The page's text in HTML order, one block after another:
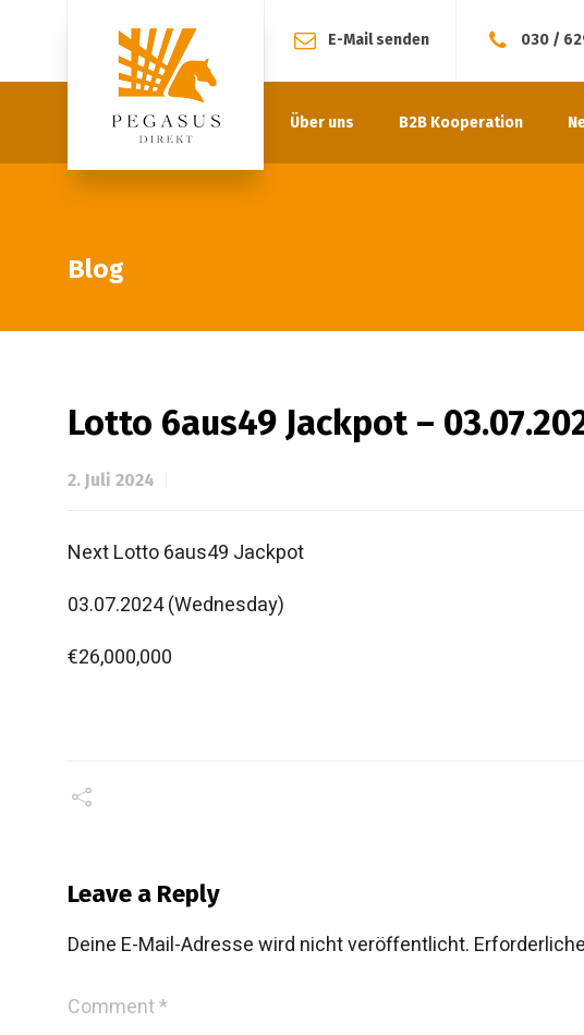
E-Mail senden 030 /
Über uns B2B Kooperation
Blog
Lotto 6aus49 Jackpot –
2. Juli 2024
Next Lotto 6aus49 Jackpot
03.07.2024 (Wednesday)
€26,000,000
Leave a Reply
Deine E-Mail-Adresse wird nicht veröffentlicht.